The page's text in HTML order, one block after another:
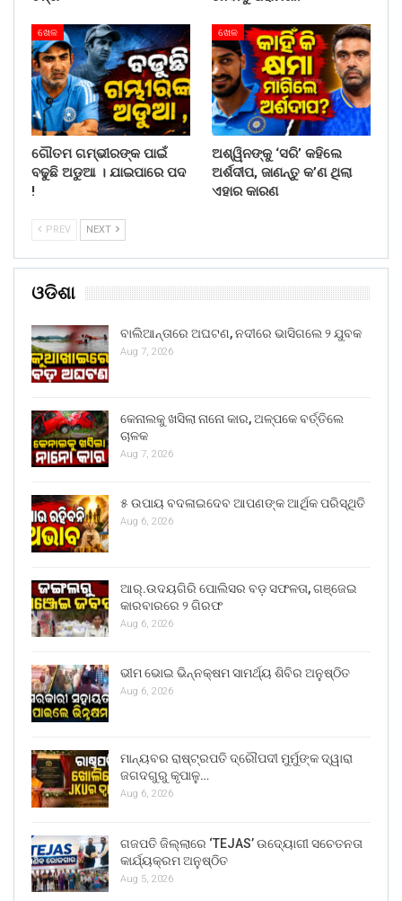
ଖେଳ
ଗୌତମ ଗମ୍ଭୀରଙ୍କ ପାଇଁ
ବଢୁଛି ଅଡୁଆ । ଯାଇପାରେ ପଦ
!
ଖେଳ
ଅଶ୍ୱିନଙ୍କୁ ‘ସରି’ କହିଲେ
ଅର୍ଶଦୀପ, ଜାଣନ୍ତୁ କ’ଣ ଥିଲା
ଏହାର କାରଣ
PREV NEXT
ଓଡିଶା
ବାଲିଆନ୍ତାରେ ଅଘଟଣ, ନଦୀରେ ଭାସିଗଲେ ୨ ଯୁବକ
Aug 7, 2026
କେନାଲକୁ ଖସିଲା ନାନୋ କାର, ଅଳ୍ପକେ ବର୍ତ୍ତିଲେ
ଚାଳକ
Aug 7, 2026
୫ ଉପାୟ ବଦଳାଇଦେବ ଆପଣଙ୍କ ଆର୍ଥିକ ପରିସ୍ଥିତି
Aug 6, 2026
ଆର୍.ଉଦୟଗିରି ପୋଲିସର ବଡ଼ ସଫଳତା, ଗଞ୍ଜେଇ
କାରବାରରେ ୨ ଗିରଫ
Aug 6, 2026
ଭୀମ ଭୋଇ ଭିନ୍ନକ୍ଷମ ସାମର୍ଥ୍ୟ ଶିବିର ଅନୁଷ୍ଠିତ
Aug 6, 2026
ମାନ୍ୟବର ରାଷ୍ଟ୍ରପତି ଦ୍ରୌପଦୀ ମୁର୍ମୁଙ୍କ ଦ୍ୱାରା
ଜଗଦଗୁରୁ କୃପାଳୁ…
Aug 6, 2026
ଗଜପତି ଜିଲ୍ଲାରେ ‘TEJAS’ ଉଦ୍ୟୋଗୀ ସଚେତନତା
କାର୍ଯ୍ୟକ୍ରମ ଅନୁଷ୍ଠିତ
Aug 5, 2026